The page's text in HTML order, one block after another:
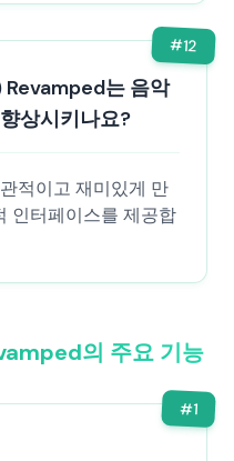
#12
는 음악
상시키나요?
적이고 재미있게 만
인터페이스를 제공합
의 주요 기능
#1